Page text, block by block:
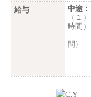
給与
中途：
（１
時間）
月
間）
（３
（５